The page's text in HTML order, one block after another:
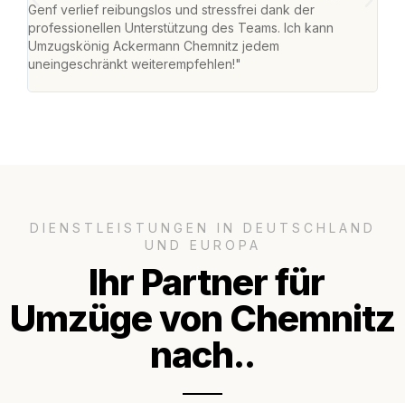
Genf verlief reibungslos und stressfrei dank der
professionellen Unterstützung des Teams. Ich kann
Umzugskönig Ackermann Chemnitz jedem
uneingeschränkt weiterempfehlen!"
DIENSTLEISTUNGEN IN DEUTSCHLAND
UND EUROPA
Ihr Partner für
Umzüge von Chemnitz
nach..